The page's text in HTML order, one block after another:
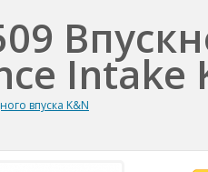
Intake
впуска K&N